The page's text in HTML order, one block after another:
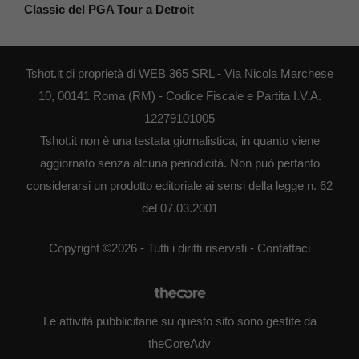
Classic del PGA Tour a Detroit
Tshot.it di proprietà di WEB 365 SRL - Via Nicola Marchese
10, 00141 Roma (RM) - Codice Fiscale e Partita I.V.A.
12279101005
Tshot.it non è una testata giornalistica, in quanto viene
aggiornato senza alcuna periodicità. Non può pertanto
considerarsi un prodotto editoriale ai sensi della legge n. 62
del 07.03.2001
Copyright ©2026 - Tutti i diritti riservati - Contattaci
Le attività pubblicitarie su questo sito sono gestite da
theCoreAdv